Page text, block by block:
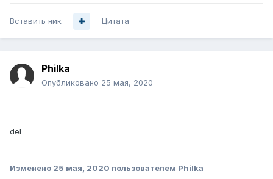
Вставить ник Цитата
Philka
Опубликовано 25 мая, 2020
del
Изменено 25 мая, 2020 пользователем Philka